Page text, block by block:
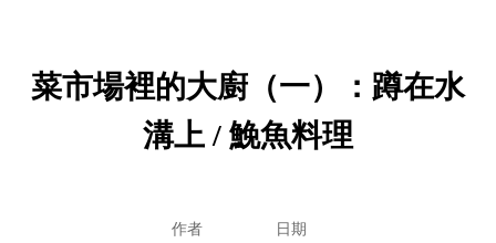
菜市場裡的大廚（一）：蹲在水
溝上 / 鮸魚料理
作者 日期